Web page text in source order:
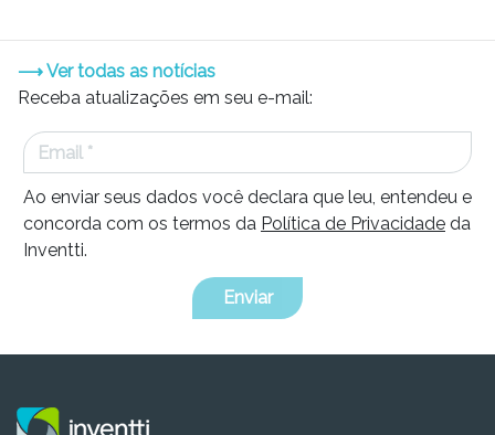
⟶ Ver todas as notícias
Receba atualizações em seu e-mail:
Ao enviar seus dados você declara que leu, entendeu e
concorda com os termos da Política de Privacidade da
Inventti.
Enviar